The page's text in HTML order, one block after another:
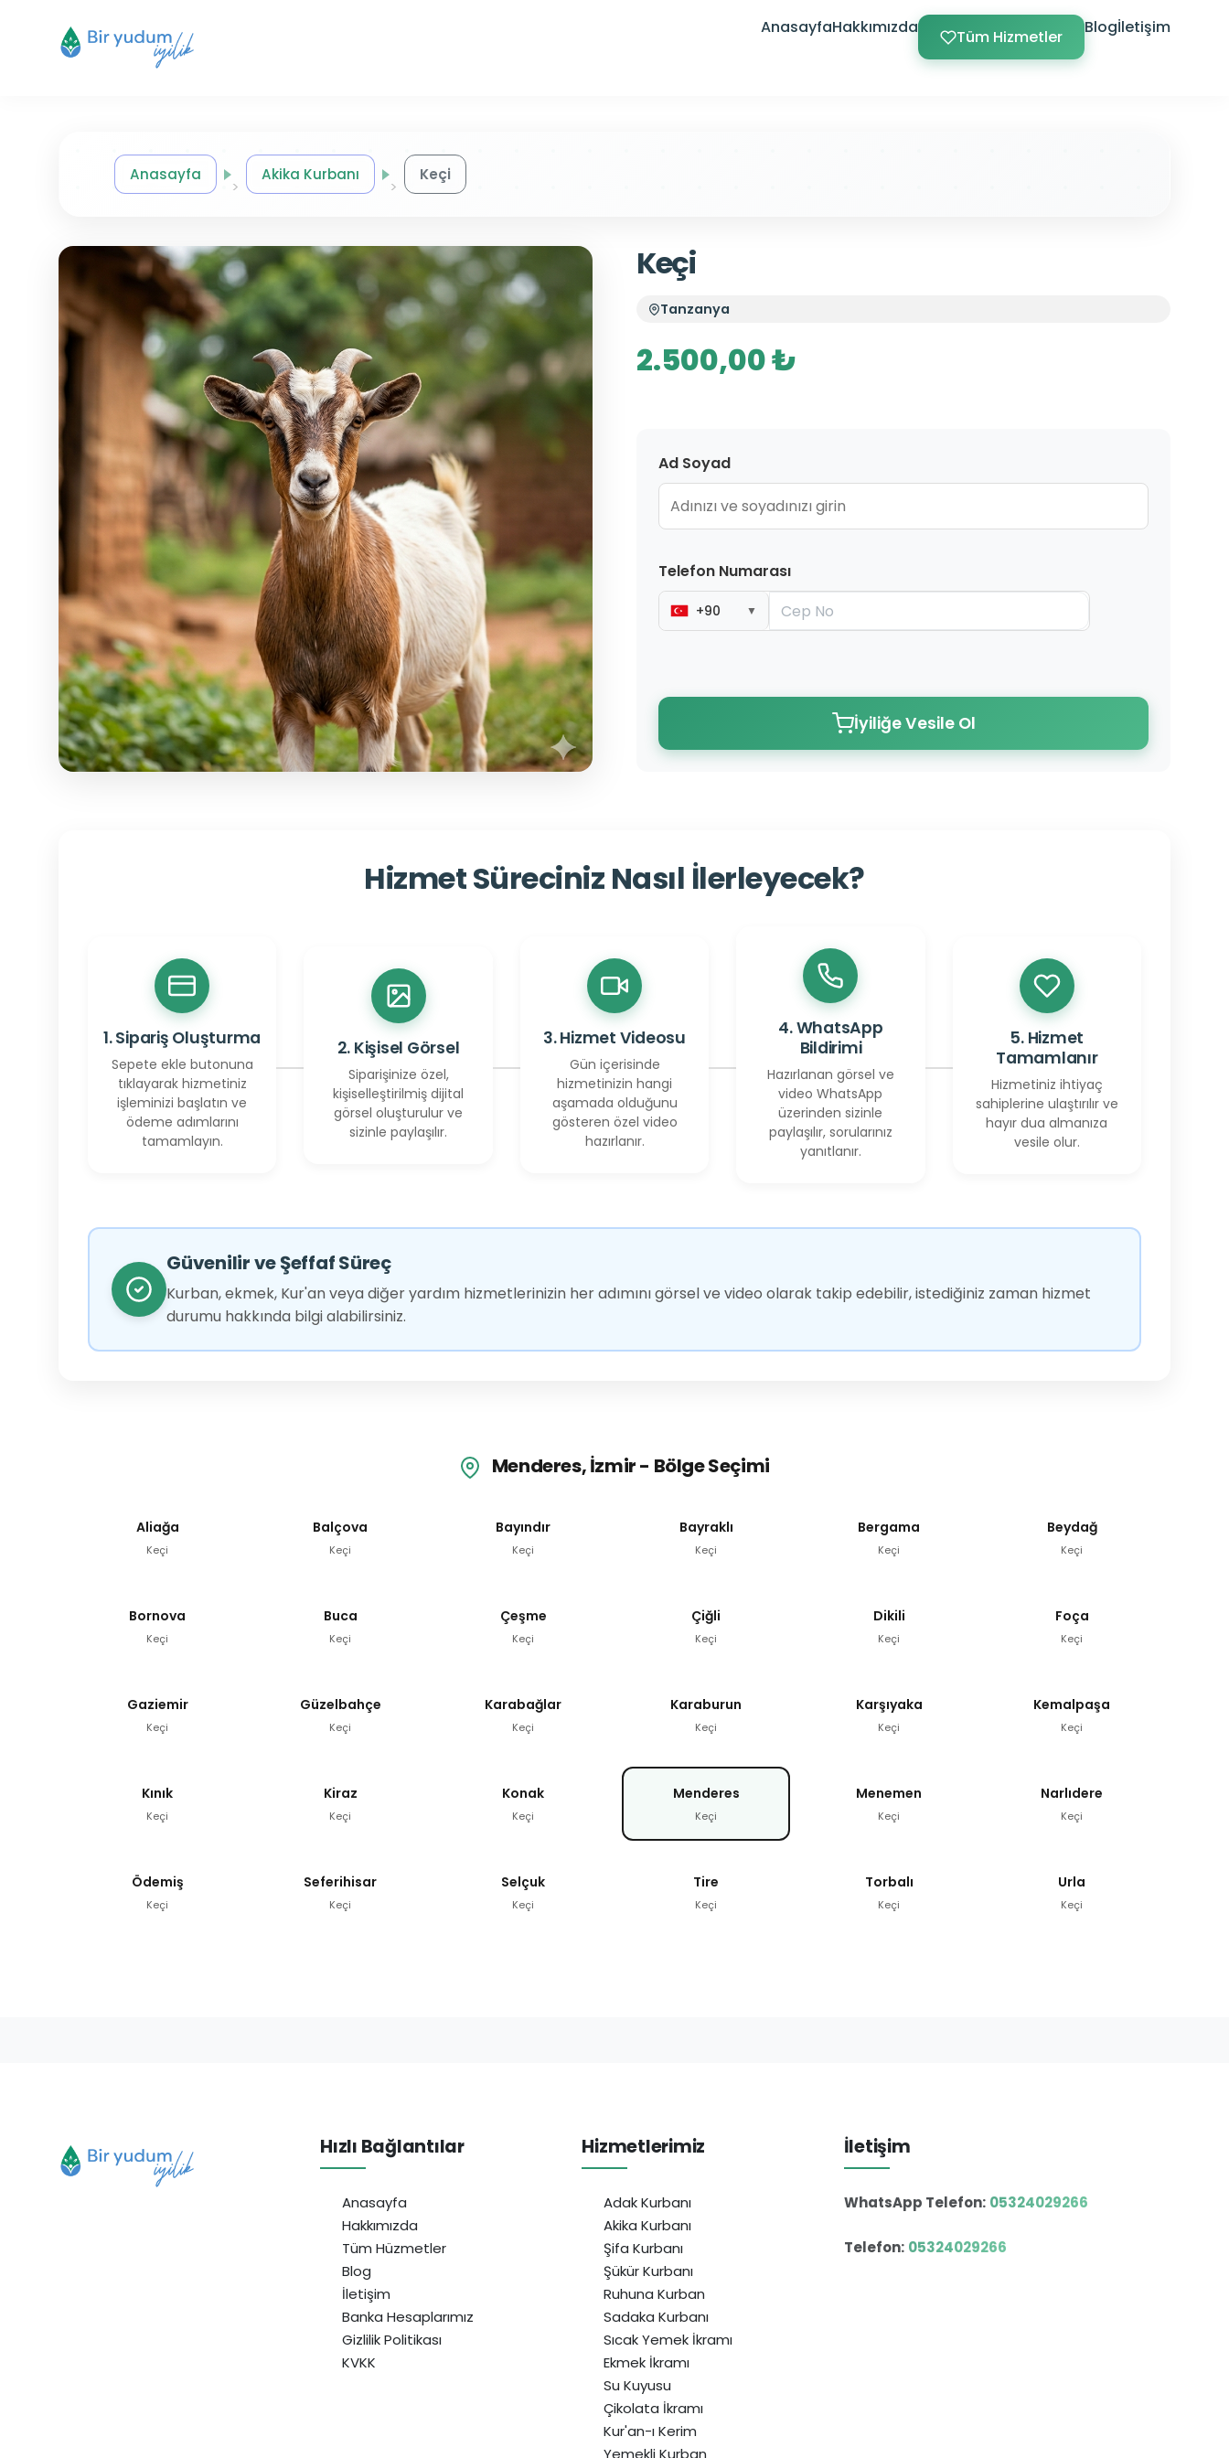
AnasayfaHakkımızda Tüm Hizmetler Blogİletişim
Anasayfa Akika Kurbanı Keçi
Keçi
Tanzanya
2.500,00 ₺
Ad Soyad
Telefon Numarası
+90 ▼
İyiliğe Vesile Ol
Hizmet Süreciniz Nasıl İlerleyecek?
1. Sipariş Oluşturma
Sepete ekle butonuna
tıklayarak hizmetiniz
işleminizi başlatın ve
ödeme adımlarını
tamamlayın.
2. Kişisel Görsel
Siparişinize özel,
kişiselleştirilmiş dijital
görsel oluşturulur ve
sizinle paylaşılır.
3. Hizmet Videosu
Gün içerisinde
hizmetinizin hangi
aşamada olduğunu
gösteren özel video
hazırlanır.
4. WhatsApp
Bildirimi
Hazırlanan görsel ve
video WhatsApp
üzerinden sizinle
paylaşılır, sorularınız
yanıtlanır.
5. Hizmet
Tamamlanır
Hizmetiniz ihtiyaç
sahiplerine ulaştırılır ve
hayır dua almanıza
vesile olur.
Güvenilir ve Şeffaf Süreç
Kurban, ekmek, Kur'an veya diğer yardım hizmetlerinizin her adımını görsel ve video olarak takip edebilir, istediğiniz zaman hizmet
durumu hakkında bilgi alabilirsiniz.
Menderes, İzmir - Bölge Seçimi
Aliağa
Keçi
Balçova
Keçi
Bayındır
Keçi
Bayraklı
Keçi
Bergama
Keçi
Beydağ
Keçi
Bornova
Keçi
Buca
Keçi
Çeşme
Keçi
Çiğli
Keçi
Dikili
Keçi
Foça
Keçi
Gaziemir
Keçi
Güzelbahçe
Keçi
Karabağlar
Keçi
Karaburun
Keçi
Karşıyaka
Keçi
Kemalpaşa
Keçi
Kınık
Keçi
Kiraz
Keçi
Konak
Keçi
Menderes
Keçi
Menemen
Keçi
Narlıdere
Keçi
Ödemiş
Keçi
Seferihisar
Keçi
Selçuk
Keçi
Tire
Keçi
Torbalı
Keçi
Urla
Keçi
Hızlı Bağlantılar
Anasayfa
Hakkımızda
Tüm Hüzmetler
Blog
İletişim
Banka Hesaplarımız
Gizlilik Politikası
KVKK
Hizmetlerimiz
Adak Kurbanı
Akika Kurbanı
Şifa Kurbanı
Şükür Kurbanı
Ruhuna Kurban
Sadaka Kurbanı
Sıcak Yemek İkramı
Ekmek İkramı
Su Kuyusu
Çikolata İkramı
Kur'an-ı Kerim
Yemekli Kurban
İletişim
WhatsApp Telefon: 05324029266
Telefon: 05324029266